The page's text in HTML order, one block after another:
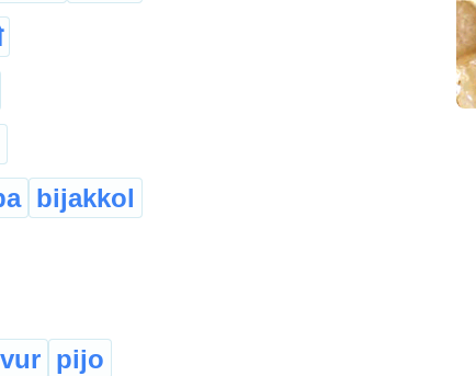
bijakkol
pijo